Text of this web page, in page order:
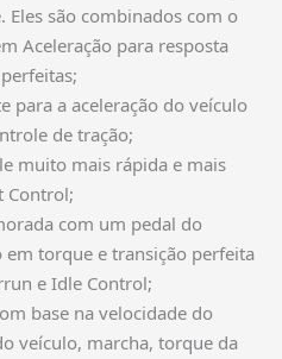
Eles são combinados com o
Aceleração para resposta
para a aceleração do veículo
de tração;
muito mais rápida e mais
Control;
com um pedal do
em torque e transição perfeita
e Idle Control;
base na velocidade do
veículo, marcha, torque da